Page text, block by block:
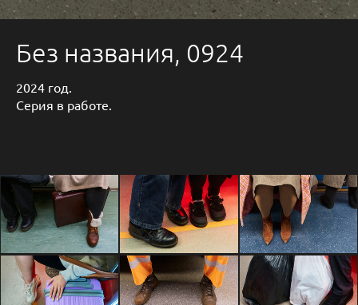
Без названия, 0924
2024 год.
Серия в работе.